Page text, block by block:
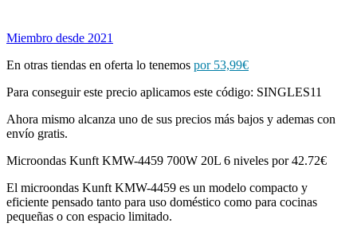
Miembro desde 2021
En otras tiendas en oferta lo tenemos por 53,99€
Para conseguir este precio aplicamos este código: SINGLES11
Ahora mismo alcanza uno de sus precios más bajos y ademas con
envío gratis.
Microondas Kunft KMW-4459 700W 20L 6 niveles por 42.72€
El microondas Kunft KMW-4459 es un modelo compacto y
eficiente pensado tanto para uso doméstico como para cocinas
pequeñas o con espacio limitado.